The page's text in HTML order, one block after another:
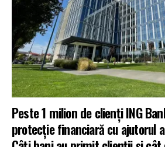
Peste 1 milion de clienți ING
protecție financiară cu ajutorul